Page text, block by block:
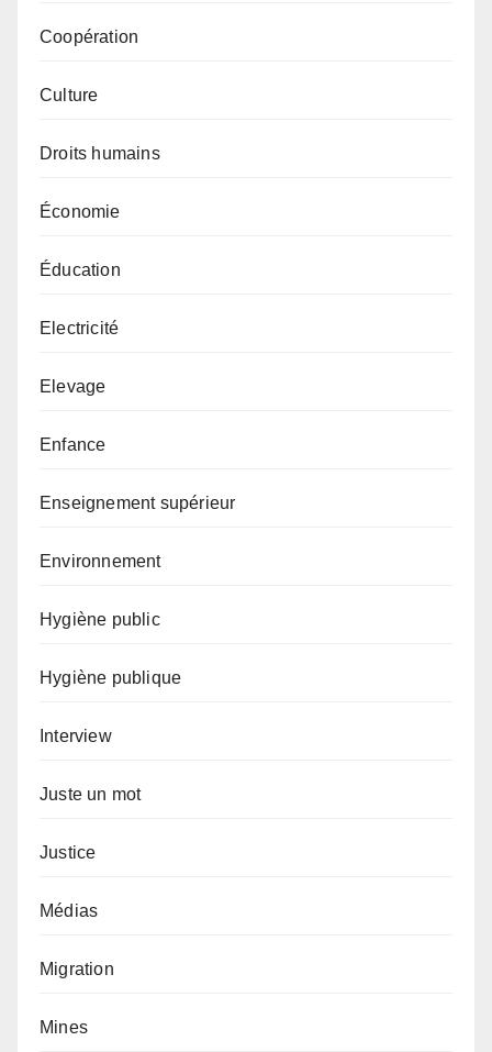
Coopération
Culture
Droits humains
Économie
Éducation
Electricité
Elevage
Enfance
Enseignement supérieur
Environnement
Hygiène public
Hygiène publique
Interview
Juste un mot
Justice
Médias
Migration
Mines